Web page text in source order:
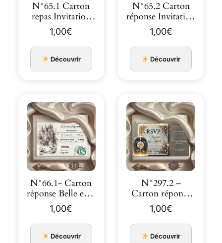
N°65.1 Carton
repas Invitation
mariage Carrosse
prince…
1,00€
Découvrir
N°65.2 Carton
réponse Invitation
mariage Carrosse
prin…
1,00€
Découvrir
N°66.1- Carton
réponse Belle et la
bête château
invit…
1,00€
Découvrir
N°297.2 –
Carton réponse
Pass Magique
Invitation…
1,00€
Découvrir